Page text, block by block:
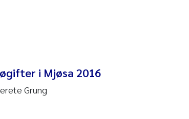
i Mjøsa 2016
Grung